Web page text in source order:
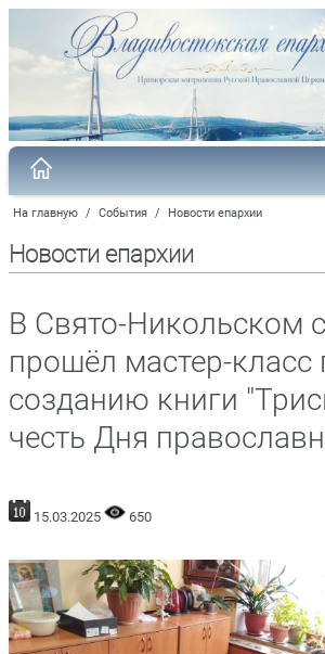
На главную / События / Новости епархии
Новости епархии
В Свято-Никольском
прошёл мастер-класс
созданию книги
честь Дня
15.03.2025 650